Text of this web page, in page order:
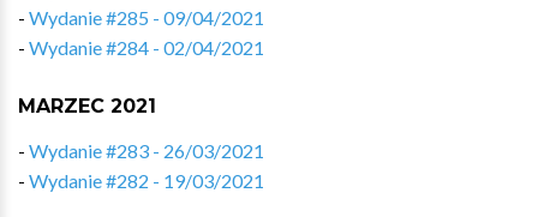
- Wydanie #285 - 09/04/2021
- Wydanie #284 - 02/04/2021
MARZEC 2021
- Wydanie #283 - 26/03/2021
- Wydanie #282 - 19/03/2021